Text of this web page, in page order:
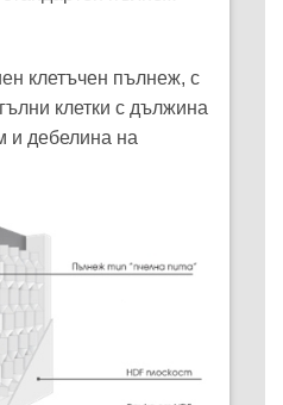
клетъчен пълнеж, с
клетки с дължина
и дебелина на